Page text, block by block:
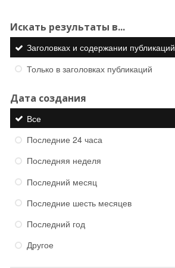
Искать результаты в...
Заголовках и содержании публикаций
Только в заголовках публикаций
Дата создания
Все
Последние 24 часа
Последняя неделя
Последний месяц
Последние шесть месяцев
Последний год
Другое